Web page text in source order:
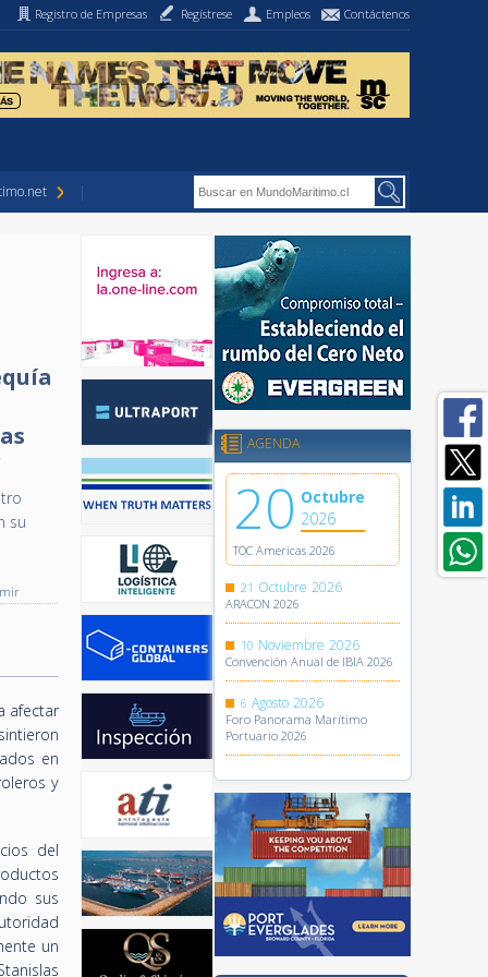
Registro de Empresas Regístrese Empleos Contáctenos
su
afectar
en
y
del
sus
un
AGENDA
20 Octubre
2026
TOC Americas 2026
21 Octubre 2026
ARACON 2026
10 Noviembre 2026
Convención Anual de IBIA 2026
6 Agosto 2026
Foro Panorama Marítimo
Portuario 2026